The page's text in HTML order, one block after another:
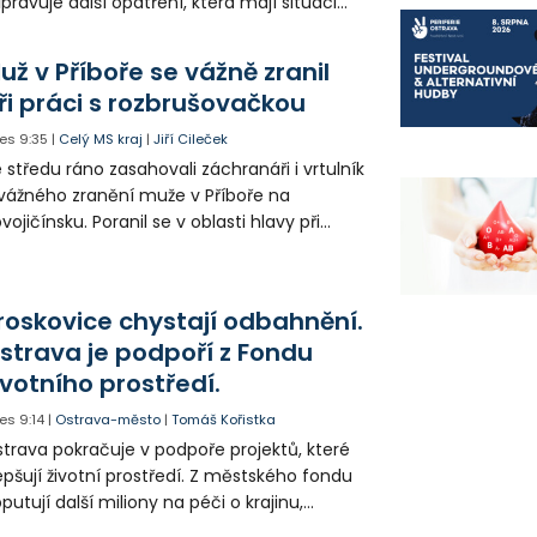
řidiče v parkovacích zónách.
v Příboře se vážně zranil
práci s rozbrušovačkou
9:35 | Celý MS kraj |Jiří Cileček
středu ráno zasahovali záchranáři i vrtulník
zranění muže v Příboře na
Poranil se v oblasti hlavy při
chystají odbahnění.
je podpoří z Fondu
prostředí.
9:14 | Ostrava-město |Tomáš Kořistka
pokračuje v podpoře projektů, které
životní prostředí. Z městského fondu
další miliony na péči o krajinu,